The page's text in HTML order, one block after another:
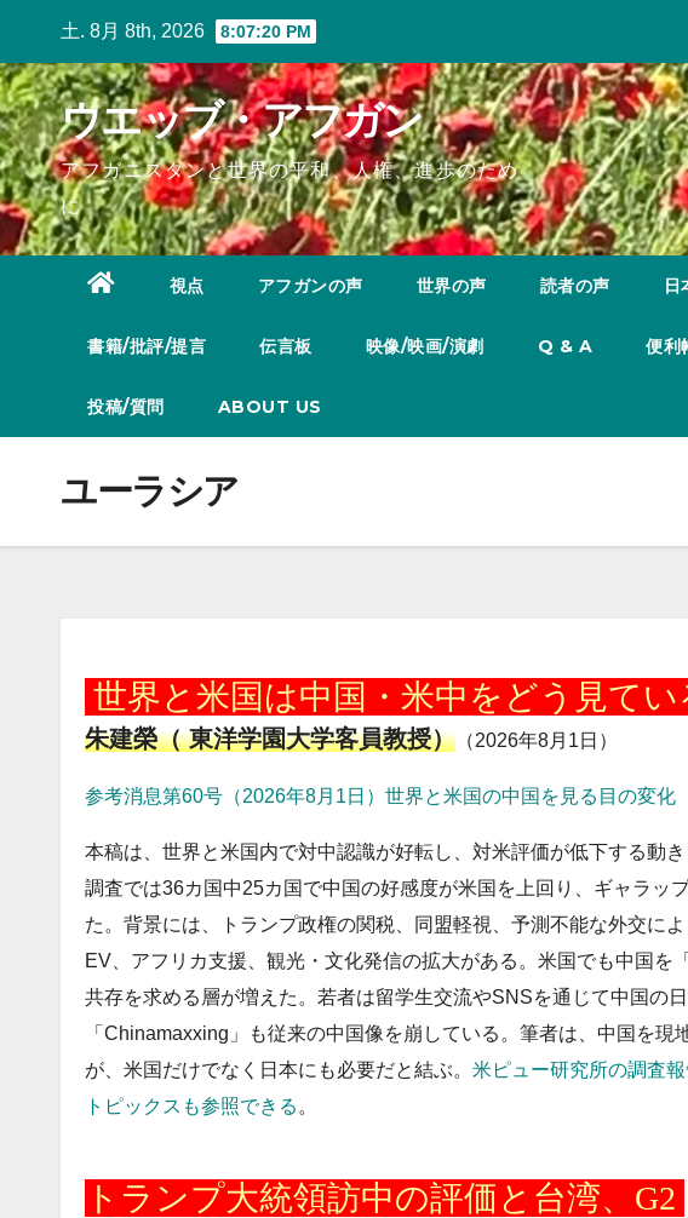
content
土. 8月 8th, 2026 8:07:21 PM
ウエッブ・アフガン
アフガニスタンと世界の平和、人権、進歩のため
に
視点 アフガンの声 世界の声 読者の声 日
書籍/批評/提言 伝言板 映像/映画/演劇 Q & A 便利
投稿/質問 ABOUT US
ユーラシア
世界と米国は中国・米中をどう見てい
朱建榮（ 東洋学園大学客員教授） （2026年8月1日）
参考消息第60号（2026年8月1日）世界と米国の中国を見る目の変化
本稿は、世界と米国内で対中認識が好転し、対米評価が低下する動
調査では36カ国中25カ国で中国の好感度が米国を上回り、ギャラッ
た。背景には、トランプ政権の関税、同盟軽視、予測不能な外交に
EV、アフリカ支援、観光・文化発信の拡大がある。米国でも中国を
共存を求める層が増えた。若者は留学生交流やSNSを通じて中国の
「Chinamaxxing」も従来の中国像を崩している。筆者は、中国を現
が、米国だけでなく日本にも必要だと結ぶ。 米ピュー研究所の調査
トピックスも参照できる 。
トランプ大統領訪中の評価と台湾、G2